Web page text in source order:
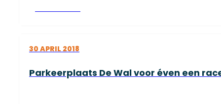
Lees verder
30 APRIL 2018
Parkeerplaats De Wal voor éven een